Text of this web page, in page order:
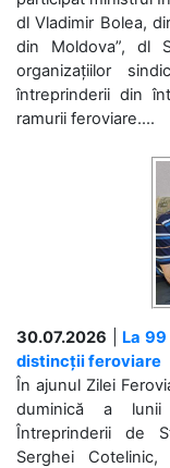
dl Vladimir Bolea,
din Moldova”, dl
organizațiilor
întreprinderii din
ramurii feroviare....
30.07.2026
La
distincții feroviare
În ajunul Zilei
duminică a
Întreprinderii de
Serghei